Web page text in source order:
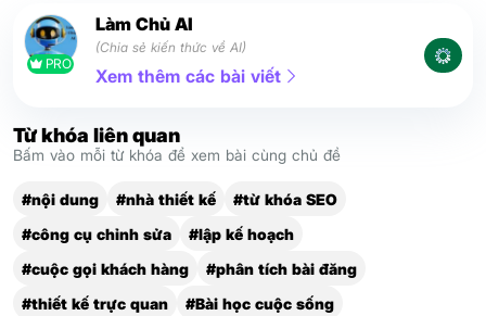
PRO
Làm Chủ AI
(Chia sẻ kiến thức về AI)
Xem thêm các bài viết
Từ khóa liên quan
Bấm vào mỗi từ khóa để xem bài cùng chủ đề
#nội dung #nhà thiết kế
#từ khóa SEO
#công cụ chỉnh sửa
#lập kế hoạch
#cuộc gọi khách hàng
#phân tích bài đăng
#thiết kế trực quan
#Bài học cuộc sống